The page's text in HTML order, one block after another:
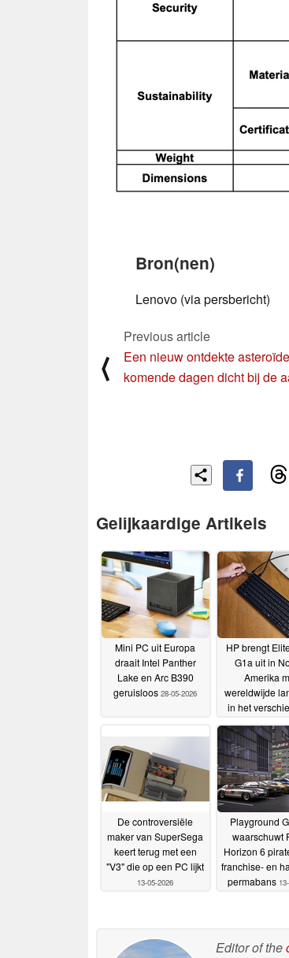
Bron(nen)
Lenovo (via persbericht)
⟨
Previous article
Een nieuw ontdekte
komende dagen dicht bij de
Gelijkaardige Artikels
Mini PC uit Europa
draait Intel Panther
Lake en Arc B390
geruisloos 28-05-2026
HP brengt
G1a uit in
Amerika
wereldwijde
in het
2026
De controversiële
maker van SuperSega
keert terug met een
"V3" die op een PC lijkt
13-05-2026
Playground
waarschuwt
Horizon 6
franchise- en
permabans
Editor of the